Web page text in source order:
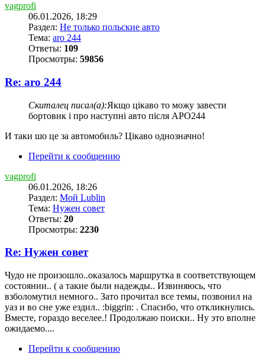
vagprofi
06.01.2026, 18:29
Раздел: Не только польские авто
Тема: aro 244
Ответы: 109
Просмотры: 59856
Re: aro 244
Скиталец писал(а):Якщо цікаво то можу завести
бортовик і про наступні авто після АРО244
И таки шо це за автомобиль? Цiкаво однозначно!
Перейти к сообщению
vagprofi
06.01.2026, 18:26
Раздел: Мой Lublin
Тема: Нужен совет
Ответы: 20
Просмотры: 2230
Re: Нужен совет
Чудо не произошло..оказалось маршрутка в соответствующем
состоянии.. ( а такие были надежды.. Извиняюсь, что
взболомутил немного.. Зато прочитал все темы, позвонил на
уаз и во сне уже ездил.. :biggrin: . Спасибо, что откликнулись.
Вместе, гораздо веселее.! Продолжаю поиски.. Ну это вполне
ожидаемо....
Перейти к сообщению